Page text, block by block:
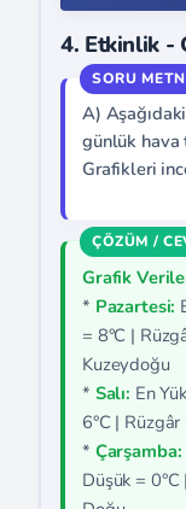
4. Etkinlik -
A)
günlük hava
Grafikleri
Grafik
* Pazartesi:
= 8°C |
Kuzeydoğu
* Salı: En
6°C | Rüzgâr
* Çarşamba:
Düşük = 0°C